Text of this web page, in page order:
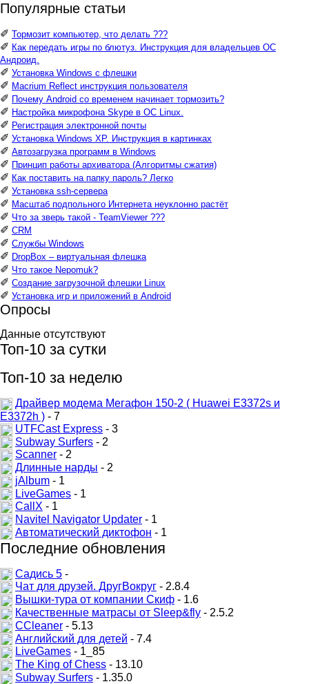
Популярные статьи
✐ Тормозит компьютер, что делать ???
✐ Как передать игры по блютуз. Инструкция для владельцев ОС
Андроид.
✐ Установка Windows с флешки
✐ Macrium Reflect инструкция пользователя
✐ Почему Android со временем начинает тормозить?
✐ Настройка микрофона Skype в ОС Linux.
✐ Регистрация электронной почты
✐ Установка Windows XP. Инструкция в картинках
✐ Автозагрузка программ в Windows
✐ Принцип работы архиватора (Алгоритмы сжатия)
✐ Как поставить на папку пароль? Легко
✐ Установка ssh-сервера
✐ Масштаб подпольного Интернета неуклонно растёт
✐ Что за зверь такой - TeamViewer ???
✐ CRM
✐ Службы Windows
✐ DropBox – виртуальная флешка
✐ Что такое Nepomuk?
✐ Создание загрузочной флешки Linux
✐ Установка игр и приложений в Android
Опросы
Данные отсутствуют
Топ-10 за сутки
Топ-10 за неделю
Драйвер модема Мегафон 150-2 ( Huawei E3372s и
E3372h ) - 7
UTFCast Express - 3
Subway Surfers - 2
Scanner - 2
Длинные нарды - 2
jAlbum - 1
LiveGames - 1
CallX - 1
Navitel Navigator Updater - 1
Автоматический диктофон - 1
Последние обновления
Садись 5 -
Чат для друзей. ДругВокруг - 2.8.4
Вышки-тура от компании Скиф - 1.6
Качественные матрасы от Sleep&fly - 2.5.2
CCleaner - 5.13
Английский для детей - 7.4
LiveGames - 1_85
The King of Chess - 13.10
Subway Surfers - 1.35.0